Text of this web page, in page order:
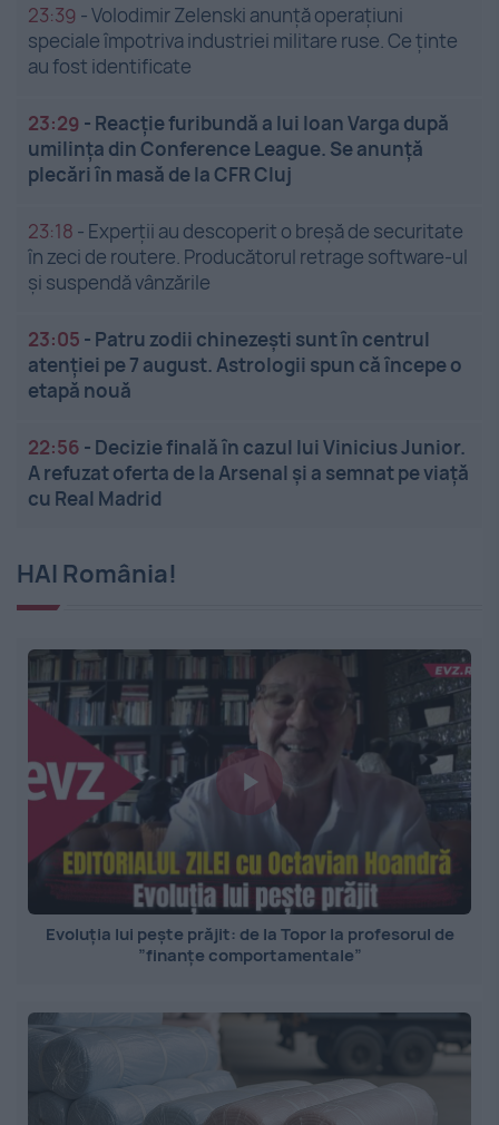
23:39 -Volodimir Zelenski anunță operațiuni
speciale împotriva industriei militare ruse. Ce ținte
au fost identificate
23:29 - Reacție furibundă a lui Ioan Varga după
umilința din Conference League. Se anunță
plecări în masă de la CFR Cluj
23:18 - Experții au descoperit o breșă de securitate
în zeci de routere. Producătorul retrage software-ul
și suspendă vânzările
23:05 - Patru zodii chinezești sunt în centrul
atenției pe 7 august. Astrologii spun că începe o
etapă nouă
22:56 - Decizie finală în cazul lui Vinicius Junior.
A refuzat oferta de la Arsenal și a semnat pe viață
cu Real Madrid
HAI România!
Evoluția lui pește prăjit: de la Topor la profesorul de
”finanțe comportamentale”